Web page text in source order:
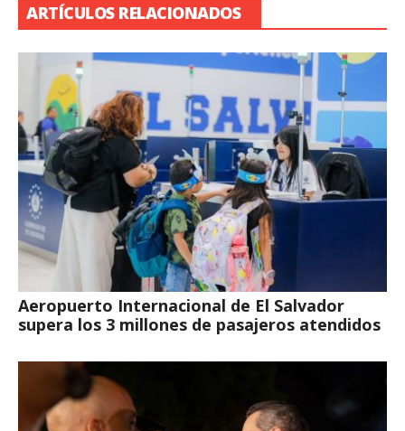
ARTÍCULOS RELACIONADOS
Aeropuerto Internacional de El Salvador
supera los 3 millones de pasajeros atendidos